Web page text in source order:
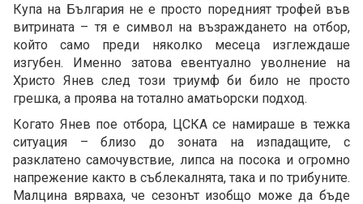
Купа на България не е просто поредният трофей във
витрината – тя е символ на възраждането на отбор,
който само преди няколко месеца изглеждаше
изгубен. Именно затова евентуално уволнение на
Христо Янев след този триумф би било не просто
грешка, а проява на тотално аматьорски подход.
Когато Янев пое отбора, ЦСКА се намираше в тежка
ситуация – близо до зоната на изпадащите, с
разклатено самочувствие, липса на посока и огромно
напрежение както в съблекалнята, така и по трибуните.
Малцина вярваха, че сезонът изобщо може да бъде